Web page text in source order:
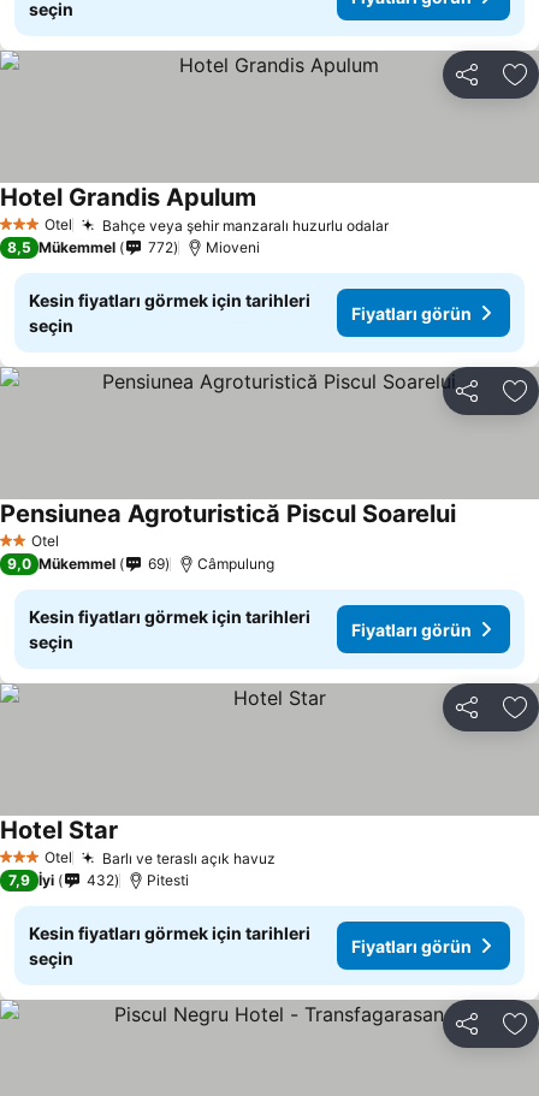
seçin
Paylaş
3 YıldızOtel Bahçe veya şehir manzaralı huzurlu odalarFiyatları görün
Hotel Grandis Apulum
8,5 Mükemmel 772 Mioveni
Kesin fiyatları görmek için tarihleri
seçin
Fiyatları görün
Paylaş
2 Yıldız
Otel
Pensiunea Agroturistică Piscul SoareluiFiyatları
9,0 Mükemmel 69 Câmpulung
Kesin fiyatları görmek için tarihleri
seçin
Fiyatları görün
Paylaş
3 YıldızOtel Barlı ve teraslı açık havuz
Hotel Star
7,9 İyi 432 Pitesti
Kesin fiyatları görmek için tarihleri
seçin
Fiyatları görün
Paylaş